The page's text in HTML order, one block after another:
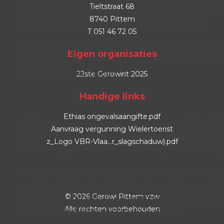
cafés open zijn . Het is dus aangewezen om
daar terecht kan voor een eventuele stempel.
3) vanaf 15 juni zou het ook mogelijk zijn vanuit
fietsen naar Frankrijk en Nederland. Deze
voor de grensgebieden.
Er komen nogal wat vragen binnen van VBR
verspoepeling van de maatregelen rond het
deze weg proberen we wat duidelijkheid te
van het verslag van de experts van de GEES
fase 2 van het afbouwplan op te starten.
Tieltstraat 68
8740 Pittem
T 051 46 72 05
Eigen organisaties
22ste Gerowirit 2025
Handige links
Ethias ongevalsaangifte.pdf
Aanvraag vergunning Wielertoerist
z_Logo VBR-Vlaa...r_slagschaduw).pdf
© 2026 Gerowi Pittem vzw
Alle rechten voorbehouden